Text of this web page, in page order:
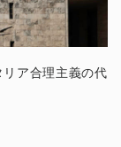
リア合理主義の代